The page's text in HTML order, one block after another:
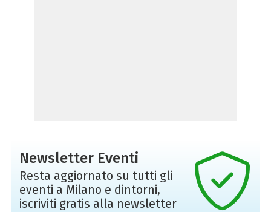
Newsletter Eventi
Resta aggiornato su tutti gli
eventi a Milano e dintorni,
iscriviti gratis alla newsletter